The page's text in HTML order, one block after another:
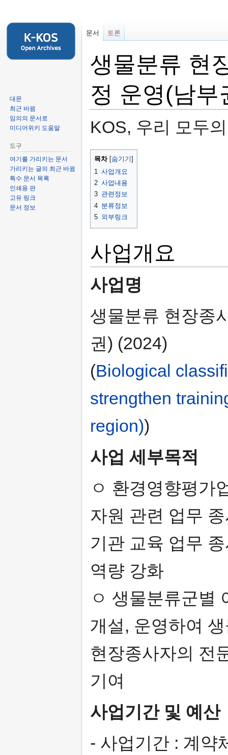
생물분류 현
정 운영(남부
KOS, 우리 모두
둘
가
기
검
기
목차
1 사업개요
2 사업내용
3 관련정보
4 분류정보
5 외부링크
사업개요
사업명
생물분류 현장종
권) (2024)
(Biological
strengthen
region))
사업 세부목적
ㅇ 환경영향평가
자원 관련 업무
기관 교육 업무
역량 강화
ㅇ 생물분류군별
개설, 운영하여
현장종사자의 전
기여
사업기간 및 예산
- 사업기간 : 계약
문서 토론
대문
최근 바뀜
임의의 문서로
미디어위키 도움말
도구
여기를 가리키는 문서
가리키는 글의 최근 바뀜
특수 문서 목록
인쇄용 판
고유 링크
문서 정보